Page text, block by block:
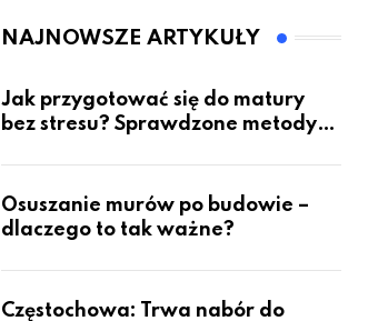
pacjentów?
NAJNOWSZE ARTYKUŁY
Jak przygotować się do matury
bez stresu? Sprawdzone metody
Osuszanie murów po budowie –
dlaczego to tak ważne?
Częstochowa: Trwa nabór do